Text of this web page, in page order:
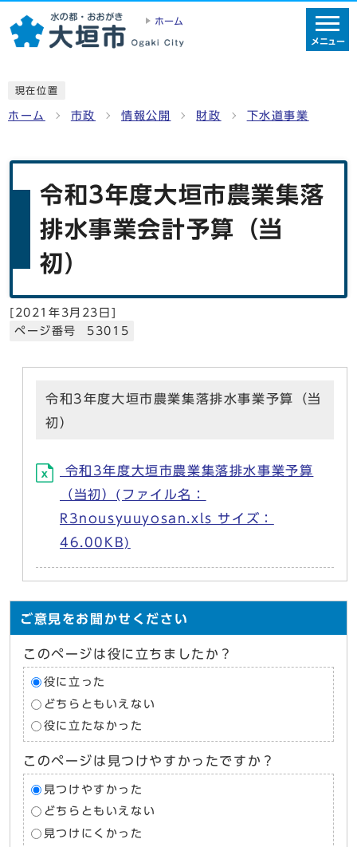
ホーム
メニュー
現在位置
ホーム 市政 情報公開 財政 下水道事業
令和3年度大垣市農業集落
排水事業会計予算（当
初）
[ 2021年3月23日 ]
ページ番号 53015
令和3年度大垣市農業集落排水事業予算（当
初）
令和3年度大垣市農業集落排水事業予算
（当初）(ファイル名：
R3nousyuuyosan.xls サイズ：
46.00KB)
ご意見をお聞かせください
このページは役に立ちましたか？
役に立った
どちらともいえない
役に立たなかった
このページは見つけやすかったですか？
見つけやすかった
どちらともいえない
見つけにくかった